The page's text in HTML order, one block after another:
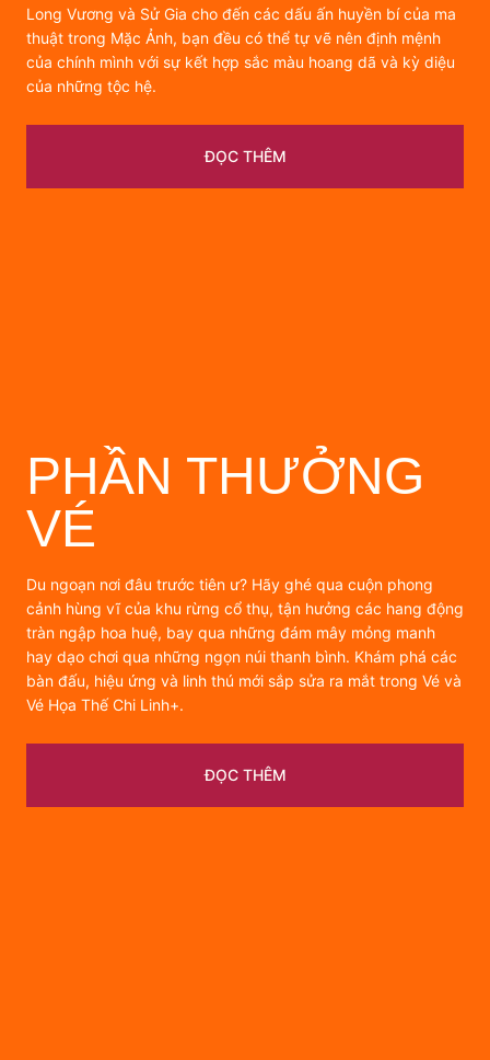
Long Vương và Sử Gia cho đến các dấu ấn huyền bí của ma
thuật trong Mặc Ảnh, bạn đều có thể tự vẽ nên định mệnh
của chính mình với sự kết hợp sắc màu hoang dã và kỳ diệu
của những tộc hệ.
ĐỌC THÊM
PHẦN THƯỞNG
VÉ
Du ngoạn nơi đâu trước tiên ư? Hãy ghé qua cuộn phong
cảnh hùng vĩ của khu rừng cổ thụ, tận hưởng các hang động
tràn ngập hoa huệ, bay qua những đám mây mỏng manh
hay dạo chơi qua những ngọn núi thanh bình. Khám phá các
bàn đấu, hiệu ứng và linh thú mới sắp sửa ra mắt trong Vé và
Vé Họa Thế Chi Linh+.
ĐỌC THÊM